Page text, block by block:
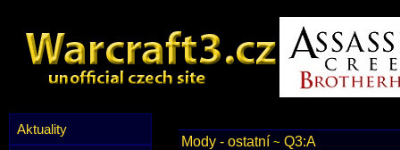
Aktuality
Mody - ostatní ~ Q3:A